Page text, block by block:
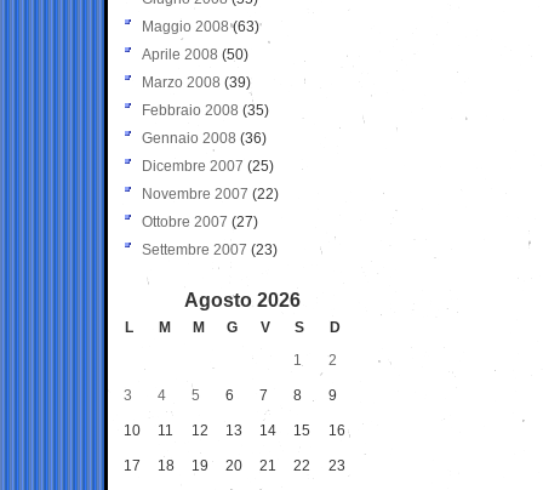
Maggio 2008(63)
Aprile 2008 (50)
Marzo 2008 (39)
Febbraio 2008 (35)
Gennaio 2008 (36)
Dicembre 2007 (25)
Novembre 2007 (22)
Ottobre 2007 (27)
Settembre 2007 (23)
Agosto 2026
L M M G V S
D
1
2
3 4 5 6 7 8 9
10 11 12 13 14 15 16
17 18 19 20 21 22 23